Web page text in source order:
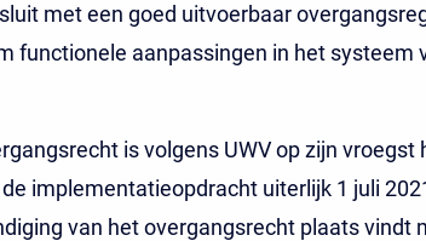
met een goed uitvoerbaar
functionele aanpassingen in het systeem
is volgens UWV op zijn vroegst
implementatieopdracht uiterlijk 1 juli
van het overgangsrecht plaats vindt